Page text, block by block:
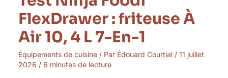
FlexDrawer : friteuse À
Air 10, 4 L 7-En-1
Équipements de cuisine/ Par Édouard Courtial / 11 juillet
2026 / 6 minutes de lecture